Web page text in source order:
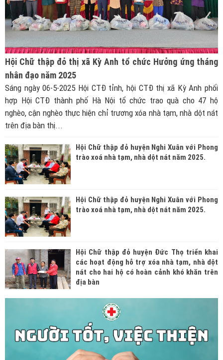
Hội Chữ thập đỏ thị xã Kỳ Anh tổ chức Hưởng ứng tháng
nhân đạo năm 2025
Sáng ngày 06-5-2025 Hội CTĐ tỉnh, hội CTĐ thị xã Kỳ Anh phối
hợp Hội CTĐ thành phố Hà Nội tổ chức trao quà cho 47 hộ
nghèo, cận nghèo thực hiện chỉ trương xóa nhà tạm, nhà dột nát
trên địa bàn thị...
Hội Chữ thập đỏ huyện Nghi Xuân với Phong
trào xoá nhà tạm, nhà dột nát năm 2025.
Hội Chữ thập đỏ huyện Nghi Xuân với Phong
trào xoá nhà tạm, nhà dột nát năm 2025.
Hội Chữ thập đỏ huyện Đức Thọ triển khai
các hoạt động hỗ trợ xóa nhà tạm, nhà dột
nát cho hai hộ có hoàn cảnh khó khăn trên
địa bàn